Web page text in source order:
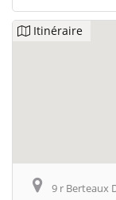
Itinéraire
9 r Berteaux